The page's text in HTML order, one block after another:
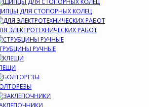
ДЛЯ СТОПОРНЫХ КОЛЕЦ
ЭЛЕКТРОТЕХНИЧЕСКИХ РАБОТ
РУЧНЫЕ